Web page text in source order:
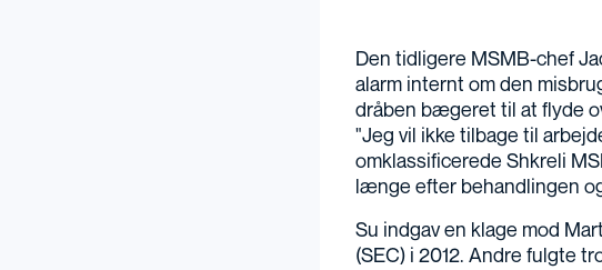
Den tidligere MSMB-chef
alarm internt om den
dråben bægeret til at flyde
"Jeg vil ikke tilbage til
omklassificerede Shkreli
længe efter behandlingen
Su indgav en klage mod
(SEC) i 2012. Andre fulgte